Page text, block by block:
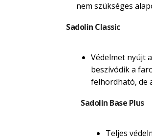
nem szükséges
Sadolin Classic
Védelmet nyújt
beszívódik a
felhordható, de
Sadolin Base Plus
Teljes